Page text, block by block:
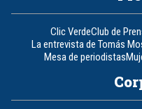
Clic VerdeClub de
La entrevista de Tomás
Mesa de periodistas